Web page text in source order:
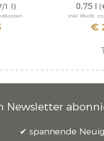
1 l)
0,75 l
inkl. MwSt.
€
Newsletter
spannende